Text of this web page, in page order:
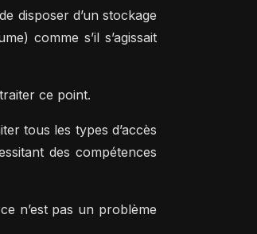
disposer d’un stockage
comme s’il s’agissait
ce point.
tous les types d’accès
des compétences
n’est pas un problème